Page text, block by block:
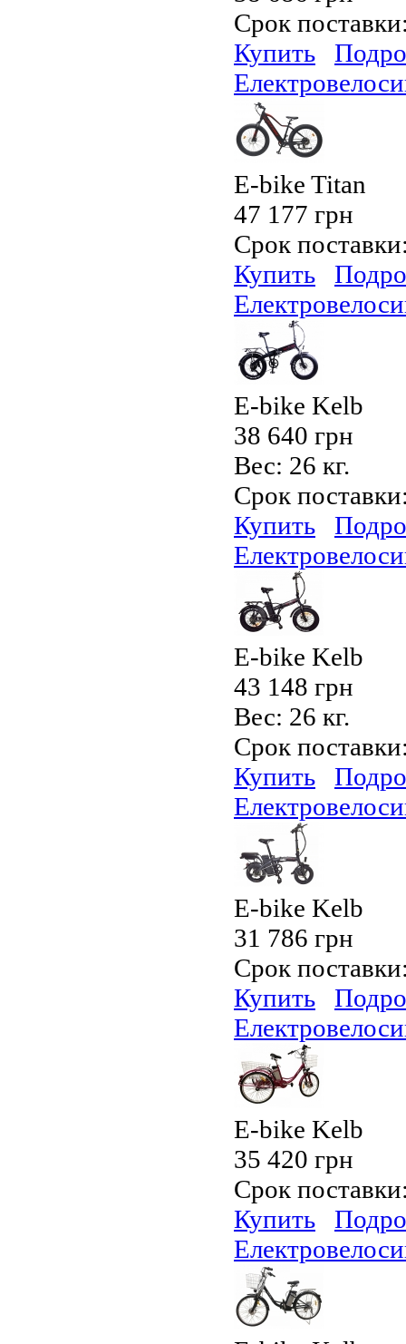
Срок
Купить
E-bike Titan
47 177 грн
Срок
Купить
E-bike Kelb
38 640 грн
Вес: 26 кг.
Срок
Купить
E-bike Kelb
43 148 грн
Вес: 26 кг.
Срок
Купить
E-bike Kelb
31 786 грн
Срок
Купить
E-bike Kelb
35 420 грн
Срок
Купить